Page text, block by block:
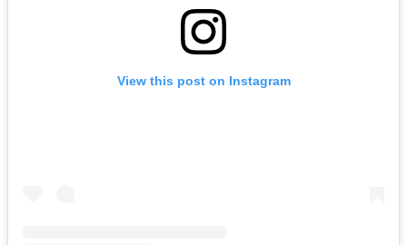
View this post on Instagram